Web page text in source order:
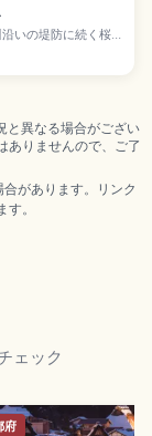
いの堤防に続く桜
「日本さくら名所
ヨシノが約2kmに
と異なる場合がござい
ありませんので、ご了
があります。リンク
。
ェック
府